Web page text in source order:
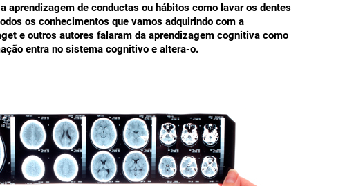
aprendizagem de conductas ou hábitos como lavar os dentes
os conhecimentos que vamos adquirindo com a
e outros autores falaram da aprendizagem cognitiva como
entra no sistema cognitivo e altera-o.